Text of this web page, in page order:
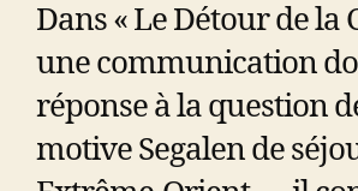
Dans « Le Détour de la
une communication
réponse à la question
motive Segalen de